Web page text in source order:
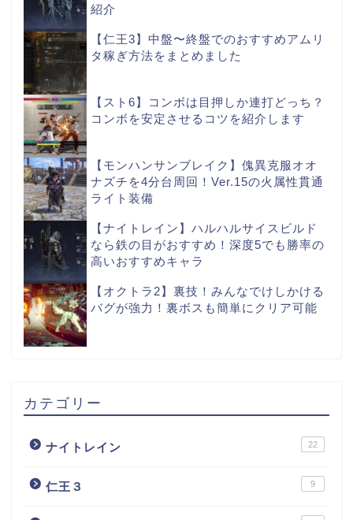
紹介
【仁王3】中盤〜終盤でのおすすめアムリ
タ稼ぎ方法をまとめました
【スト6】コンボは目押しか連打どっち？
コンボを安定させるコツを紹介します
【モンハンサンブレイク】傀異克服オオ
ナズチを4分台周回！Ver.15の火属性貫通
ライト装備
【ナイトレイン】ハルハルサイスビルド
なら鉄の目がおすすめ！深度5でも勝率の
高いおすすめキャラ
【オクトラ2】裏技！みんなでけしかける
バグが強力！裏ボスも簡単にクリア可能
カテゴリー
ナイトレイン 22
仁王３ 9